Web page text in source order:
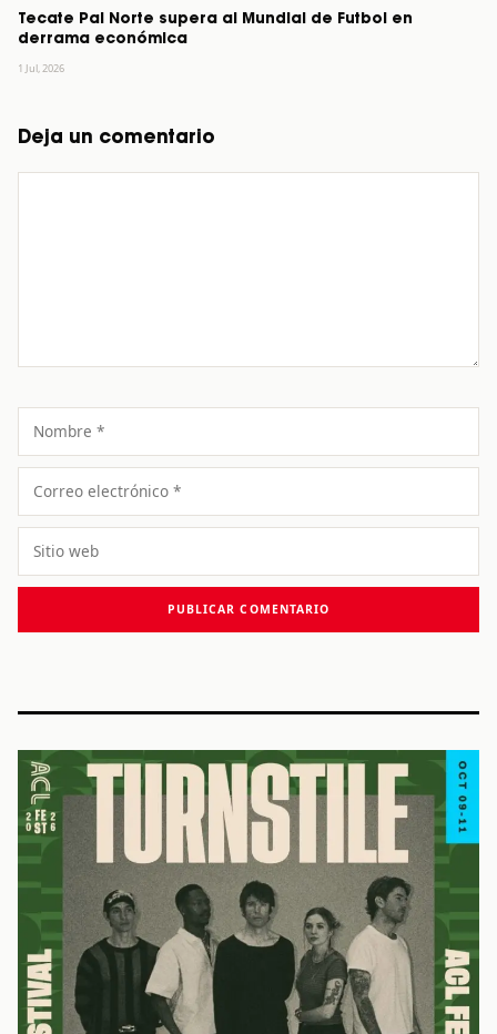
Tecate Pal Norte supera al Mundial de Futbol en
derrama económica
1 Jul, 2026
Deja un comentario
Nombre
Correo
electrónico
Sitio
web